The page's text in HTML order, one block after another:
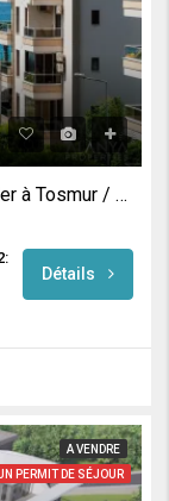
Appartement 2 Chambres en Bord de Mer à Tosmur / Alanya
Détails
A VENDRE
PERMIT DE SÉJOUR